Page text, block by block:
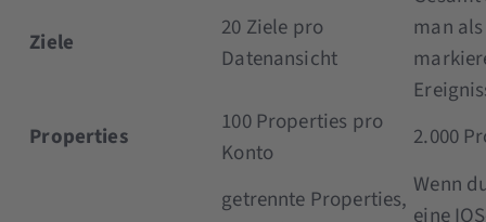
Ziele
20 Ziele pro
Datenansicht
man
Properties
100 Properties pro
Konto
2.000
getrennte Properties,
Wenn
eine